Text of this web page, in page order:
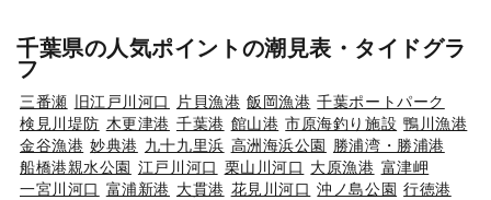
千葉県の人気ポイントの潮見表・タイドグラ
フ
三番瀬 旧江戸川河口 片貝漁港 飯岡漁港 千葉ポートパーク
検見川堤防 木更津港 千葉港 館山港 市原海釣り施設 鴨川漁港
金谷漁港 妙典港 九十九里浜 高洲海浜公園 勝浦湾・勝浦港
船橋港親水公園 江戸川河口 栗山川河口 大原漁港 富津岬
一宮川河口 富浦新港 大貫港 花見川河口 沖ノ島公園 行徳港